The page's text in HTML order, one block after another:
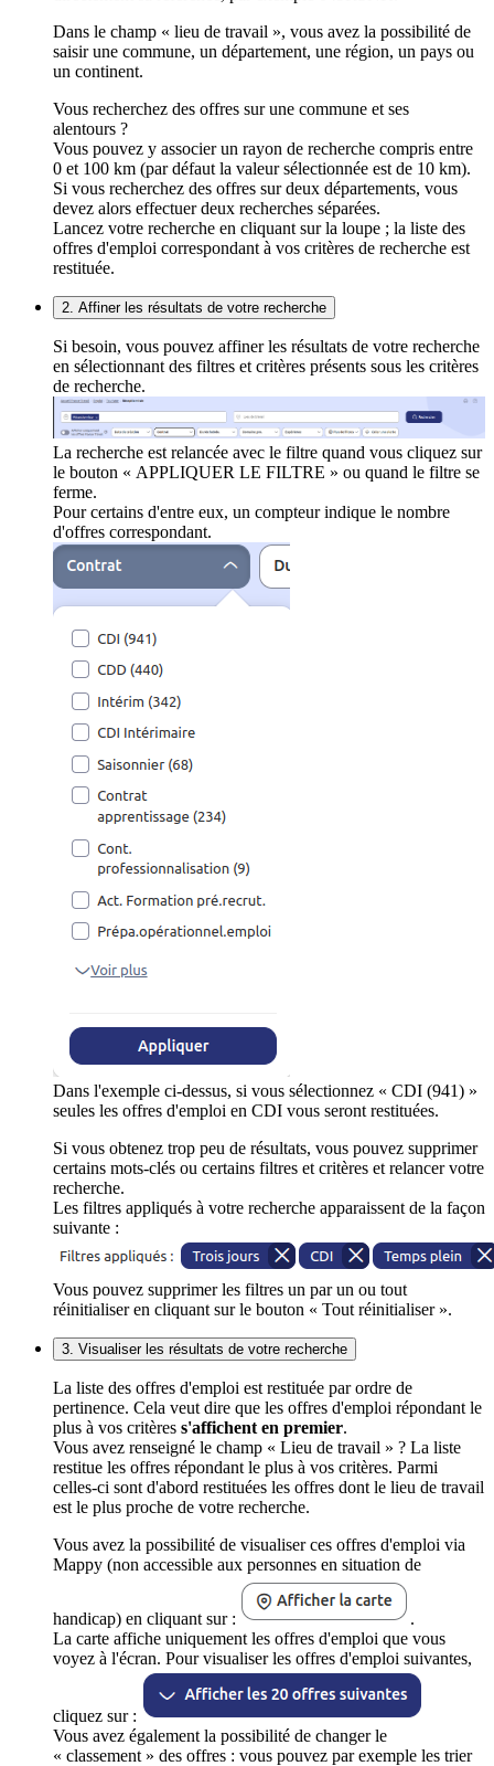
Dans le champ « lieu de travail », vous avez la possibilité de
saisir une commune, un département, une région, un pays ou
un continent.
Vous recherchez des offres sur une commune et ses
alentours ?
Vous pouvez y associer un rayon de recherche compris entre
0 et 100 km (par défaut la valeur sélectionnée est de 10 km).
Si vous recherchez des offres sur deux départements, vous
devez alors effectuer deux recherches séparées.
Lancez votre recherche en cliquant sur la loupe ; la liste des
offres d'emploi correspondant à vos critères de recherche est
restituée.
2. Affiner les résultats de votre recherche
Si besoin, vous pouvez affiner les résultats de votre recherche
en sélectionnant des filtres et critères présents sous les critères
de recherche.
La recherche est relancée avec le filtre quand vous cliquez sur
le bouton « APPLIQUER LE FILTRE » ou quand le filtre se
ferme.
Pour certains d'entre eux, un compteur indique le nombre
d'offres correspondant.
Dans l'exemple ci-dessus, si vous sélectionnez « CDI (941) »
seules les offres d'emploi en CDI vous seront restituées.
Si vous obtenez trop peu de résultats, vous pouvez supprimer
certains mots-clés ou certains filtres et critères et relancer votre
recherche.
Les filtres appliqués à votre recherche apparaissent de la façon
suivante :
Vous pouvez supprimer les filtres un par un ou tout
réinitialiser en cliquant sur le bouton « Tout réinitialiser ».
3. Visualiser les résultats de votre recherche
La liste des offres d'emploi est restituée par ordre de
pertinence. Cela veut dire que les offres d'emploi répondant le
plus à vos critères s'affichent en premier.
Vous avez renseigné le champ « Lieu de travail » ? La liste
restitue les offres répondant le plus à vos critères. Parmi
celles-ci sont d'abord restituées les offres dont le lieu de travail
est le plus proche de votre recherche.
Vous avez la possibilité de visualiser ces offres d'emploi via
Mappy (non accessible aux personnes en situation de
handicap) en cliquant sur :
.
La carte affiche uniquement les offres d'emploi que vous
voyez à l'écran. Pour visualiser les offres d'emploi suivantes,
cliquez sur :
Vous avez également la possibilité de changer le
« classement » des offres : vous pouvez par exemple les trier